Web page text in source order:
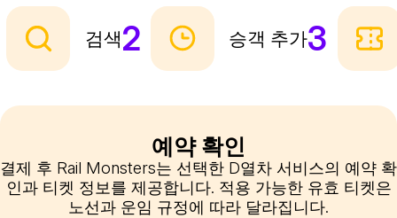
검색2 승객 추가3
예약 확인
결제 후 Rail Monsters는 선택한 D열차 서비스의 예약 확
인과 티켓 정보를 제공합니다. 적용 가능한 유효 티켓은
노선과 운임 규정에 따라 달라집니다.